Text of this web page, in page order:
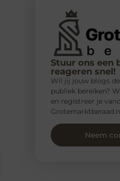
Stuur ons een
reageren snel!
Wil jij jouw blogs
publiek bereiken?
en registreer je
Neem